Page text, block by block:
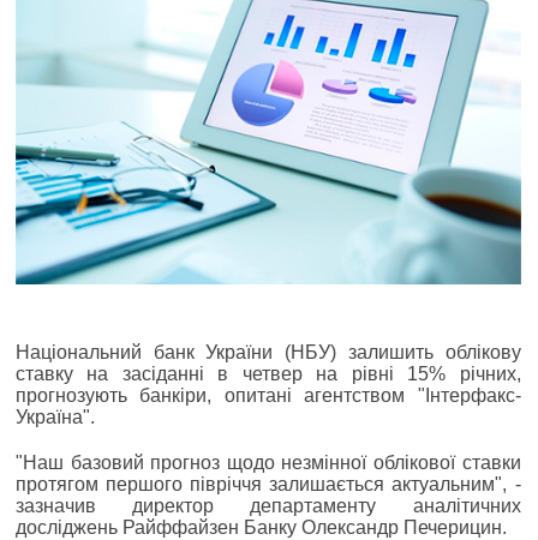
Національний банк України (НБУ) залишить облікову
ставку на засіданні в четвер на рівні 15% річних,
прогнозують банкіри, опитані агентством "Інтерфакс-
Україна".
"Наш базовий прогноз щодо незмінної облікової ставки
протягом першого півріччя залишається актуальним", -
зазначив директор департаменту аналітичних
досліджень Райффайзен Банку Олександр Печерицин.